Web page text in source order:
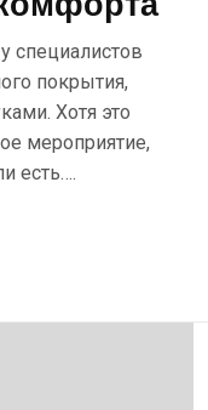
специалистов
покрытия,
Хотя это
мероприятие,
есть….